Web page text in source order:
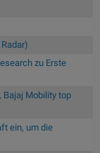
zu Erste
Bajaj Mobility top
ein, um die